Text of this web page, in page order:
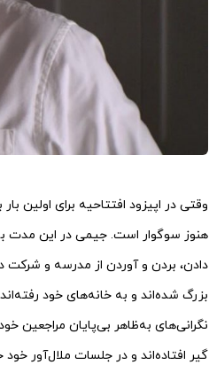
وقتی در اپیزود افتتاحیه برای
هنوز سوگوار است. جیمی در این مدت
دادن، بردن و آوردن از مدرسه و شرکت
بزرگ شده‌اند و به خانه‌های خود
نگرانی‌های به‌ظاهر بی‌پایان مراجعین
گیر افتاده‌اند و در جلسات ملال‌آور